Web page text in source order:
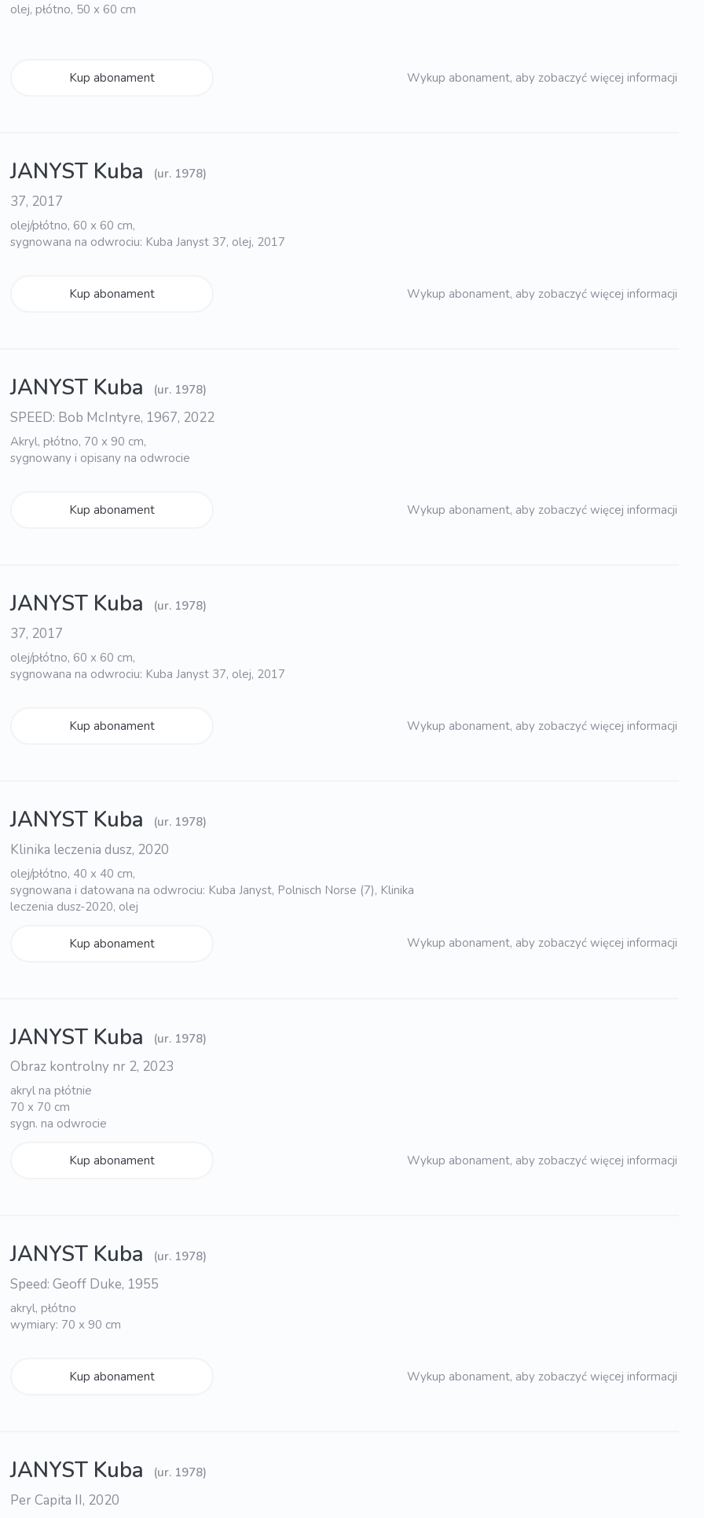
olej, płótno, 50 x 60 cm
Kup abonament Wykup abonament, aby zobaczyć więcej informacji
JANYST Kuba (ur. 1978)
37, 2017
olej/płótno, 60 x 60 cm,
sygnowana na odwrociu: Kuba Janyst 37, olej, 2017
Kup abonament Wykup abonament, aby zobaczyć więcej informacji
JANYST Kuba (ur. 1978)
SPEED: Bob McIntyre, 1967, 2022
Akryl, płótno, 70 x 90 cm,
sygnowany i opisany na odwrocie
Kup abonament Wykup abonament, aby zobaczyć więcej informacji
JANYST Kuba (ur. 1978)
37, 2017
olej/płótno, 60 x 60 cm,
sygnowana na odwrociu: Kuba Janyst 37, olej, 2017
Kup abonament Wykup abonament, aby zobaczyć więcej informacji
JANYST Kuba (ur. 1978)
Klinika leczenia dusz, 2020
olej/płótno, 40 x 40 cm,
sygnowana i datowana na odwrociu: Kuba Janyst, Polnisch Norse (7), Klinika
leczenia dusz-2020, olej
Kup abonament Wykup abonament, aby zobaczyć więcej informacji
JANYST Kuba (ur. 1978)
Obraz kontrolny nr 2, 2023
akryl na płótnie
70 x 70 cm
sygn. na odwrocie
Kup abonament Wykup abonament, aby zobaczyć więcej informacji
JANYST Kuba (ur. 1978)
Speed: Geoff Duke, 1955
akryl, płótno
wymiary: 70 x 90 cm
Kup abonament Wykup abonament, aby zobaczyć więcej informacji
JANYST Kuba (ur. 1978)
Per Capita II, 2020